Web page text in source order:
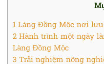
1 Làng Đồng Mộc nơi
2 Hành trình một ngày
Làng Đồng Mộc
3 Trải nghiệm nông